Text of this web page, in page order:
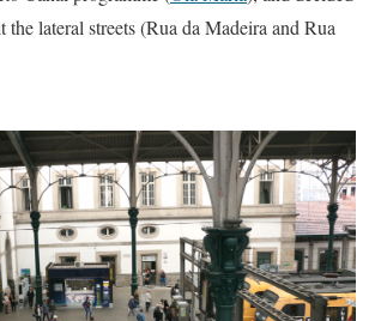
lateral streets (Rua da Madeira and Rua